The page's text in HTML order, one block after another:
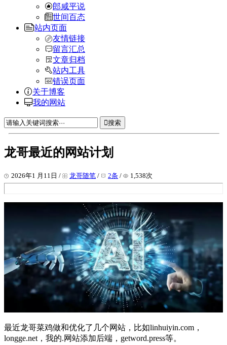
郎咸平说
世间百态
站内页面
友情链接
留言汇总
文章归档
站内工具
错误页面
关于博客
我的网站
搜索
龙哥最近的网站计划
2026年1 月11日 / 龙哥随笔 / 2条 / 1,538次
最近龙哥菜鸡做和优化了几个网站，比如linhuiyin.com，
longge.net，我的.网站添加后端，getword.press等。